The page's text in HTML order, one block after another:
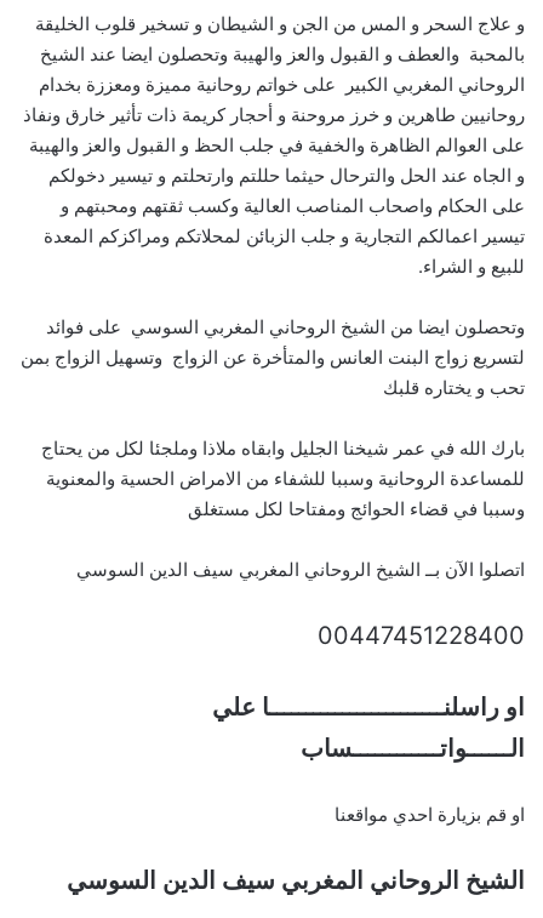
و علاج السحر و المس من الجن و الشيطان و تسخير قلوب الخليقة
بالمحبة والعطف و القبول والعز والهيبة وتحصلون ايضا عند الشيخ
الروحاني المغربي الكبير على خواتم روحانية مميزة ومعززة بخدام
روحانيين طاهرين و خرز مروحنة و أحجار كريمة ذات تأثير خارق ونفاذ
على العوالم الظاهرة والخفية في جلب الحظ و القبول والعز والهيبة
و الجاه عند الحل والترحال حيثما حللتم وارتحلتم و تيسير دخولكم
على الحكام واصحاب المناصب العالية وكسب ثقتهم ومحبتهم و
تيسير اعمالكم التجارية و جلب الزبائن لمحلاتكم ومراكزكم المعدة
للبيع و الشراء.
وتحصلون ايضا من الشيخ الروحاني المغربي السوسي على فوائد
لتسريع زواج البنت العانس والمتأخرة عن الزواج وتسهيل الزواج بمن
تحب و يختاره قلبك
بارك الله في عمر شيخنا الجليل وابقاه ملاذا وملجئا لكل من يحتاج
للمساعدة الروحانية وسببا للشفاء من الامراض الحسية والمعنوية
وسببا في قضاء الحوائج ومفتاحا لكل مستغلق
اتصلوا الآن بــ الشيخ الروحاني المغربي سيف الدين السوسي
00447451228400
او راسلنــــــــــــــــــــــــا علي
الــــــواتــــــــــــساب
او قم بزيارة احدي مواقعنا
الشيخ الروحاني المغربي سيف الدين السوسي